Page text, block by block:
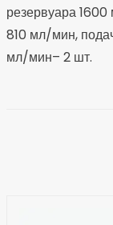
резервуара
810 мл/мин,
мл/мин– 2 шт.